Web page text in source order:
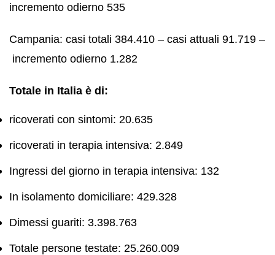
incremento odierno 535
Campania: casi totali 384.410 – casi attuali 91.719 –
incremento odierno 1.282
Totale in Italia è di:
ricoverati con sintomi: 20.635
ricoverati in terapia intensiva: 2.849
Ingressi del giorno in terapia intensiva: 132
In isolamento domiciliare: 429.328
Dimessi guariti: 3.398.763
Totale persone testate: 25.260.009